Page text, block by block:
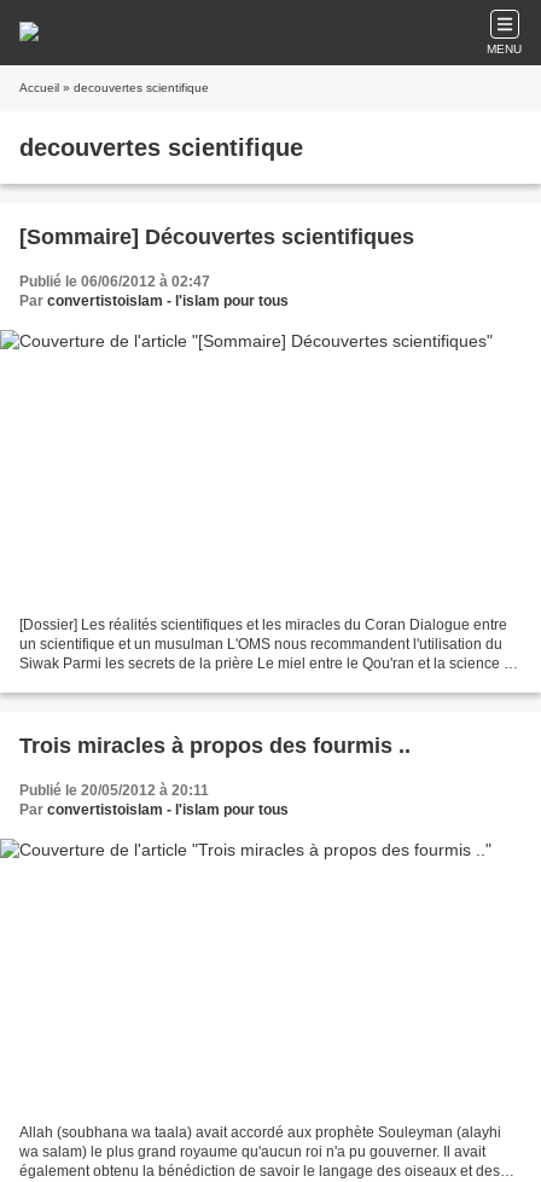
MENU
Accueil » decouvertes scientifique
decouvertes scientifique
[Sommaire] Découvertes scientifiques
Publié le 06/06/2012 à 02:47
Par convertistoislam - l'islam pour tous
[Dossier] Les réalités scientifiques et les miracles du Coran Dialogue entre
un scientifique et un musulman L'OMS nous recommandent l'utilisation du
Siwak Parmi les secrets de la prière Le miel entre le Qou'ran et la science Le
Trois miracles à propos des fourmis ..
Publié le 20/05/2012 à 20:11
Par convertistoislam - l'islam pour tous
Allah (soubhana wa taala) avait accordé aux prophète Souleyman (alayhi
wa salam) le plus grand royaume qu'aucun roi n'a pu gouverner. Il avait
également obtenu la bénédiction de savoir le langage des oiseaux et des